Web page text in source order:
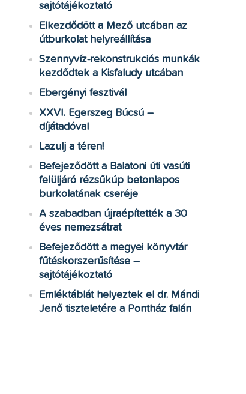
sajtótájékoztató
Elkezdődött a Mező utcában az
útburkolat helyreállítása
Szennyvíz-rekonstrukciós munkák
kezdődtek a Kisfaludy utcában
Ebergényi fesztivál
XXVI. Egerszeg Búcsú –
díjátadóval
Lazulj a téren!
Befejeződött a Balatoni úti vasúti
felüljáró rézsűkúp betonlapos
burkolatának cseréje
A szabadban újraépítették a 30
éves nemezsátrat
Befejeződött a megyei könyvtár
fűtéskorszerűsítése –
sajtótájékoztató
Emléktáblát helyeztek el dr. Mándi
Jenő tiszteletére a Pontház falán